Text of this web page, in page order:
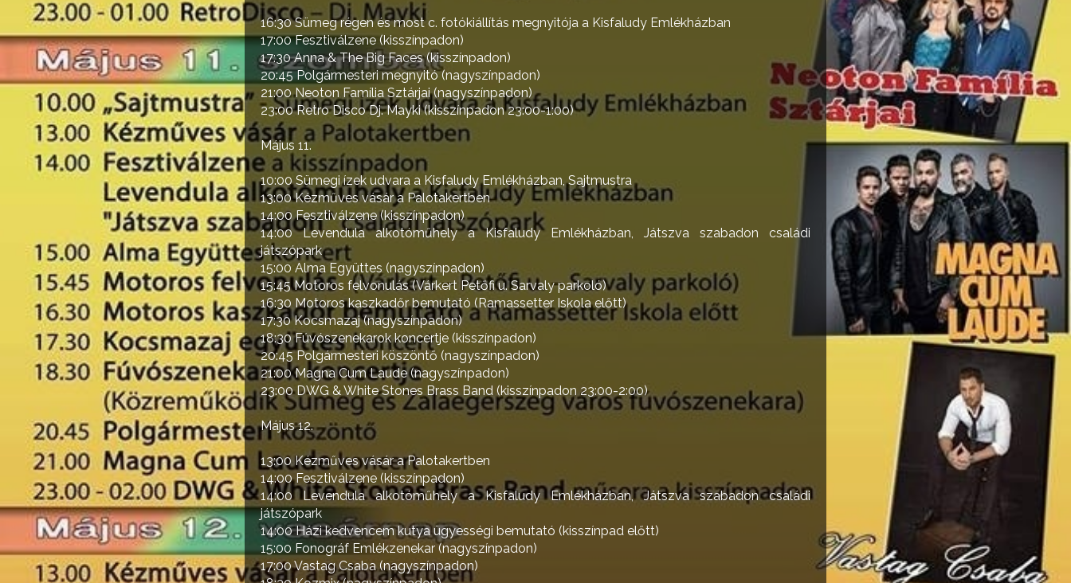
16:30 Sümeg régen és most c. fotókiállítás megnyitója a Kisfaludy Emlékházban
17:00 Fesztiválzene (kisszínpadon)
17:30 Anna & The Big Faces (kisszínpadon)
20:45 Polgármesteri megnyitó (nagyszínpadon)
21:00 Neoton Família Sztárjai (nagyszínpadon)
23:00 Retro Disco Dj. Mayki (kisszínpadon 23:00-1:00)
Május 11.
10:00 Sümegi ízek udvara a Kisfaludy Emlékházban, Sajtmustra
13:00 Kézműves vásár a Palotakertben
14:00 Fesztiválzene (kisszínpadon)
14:00 Levendula alkotóműhely a Kisfaludy Emlékházban, Játszva szabadon családi
játszópark
15:00 Alma Együttes (nagyszínpadon)
15:45 Motoros felvonulás (Várkert Petőfi u. Sarvaly parkoló)
16:30 Motoros kaszkadőr bemutató (Ramassetter Iskola előtt)
17:30 Kocsmazaj (nagyszínpadon)
18:30 Fúvószenekarok koncertje (kisszínpadon)
20:45 Polgármesteri köszöntő (nagyszínpadon)
21:00 Magna Cum Laude (nagyszínpadon)
23:00 DWG & White Stones Brass Band (kisszínpadon 23:00-2:00)
Május 12.
13:00 Kézműves vásár a Palotakertben
14:00 Fesztiválzene (kisszínpadon)
14:00 Levendula alkotóműhely a Kisfaludy Emlékházban, Játszva szabadon családi
játszópark
14:00 Házi kedvencem kutya ügyességi bemutató (kisszínpad előtt)
15:00 Fonográf Emlékzenekar (nagyszínpadon)
17:00 Vastag Csaba (nagyszínpadon)